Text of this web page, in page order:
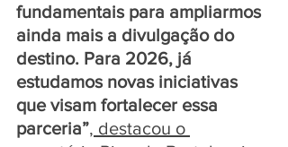
fundamentais para ampliarmos
ainda mais a divulgação do
destino. Para 2026, já
estudamos novas iniciativas
que visam fortalecer essa
parceria”, destacou o